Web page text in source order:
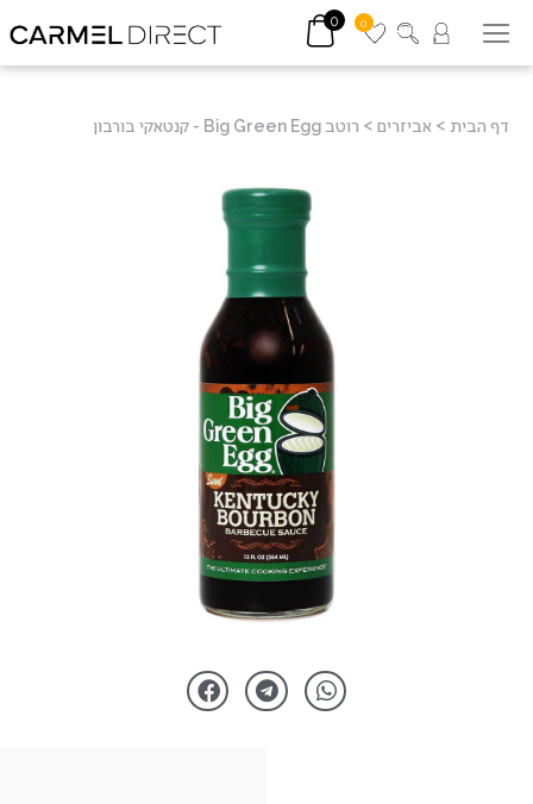
0
0
דף הבית > אביזרים > רוטב Big Green Egg - קנטאקי בורבון